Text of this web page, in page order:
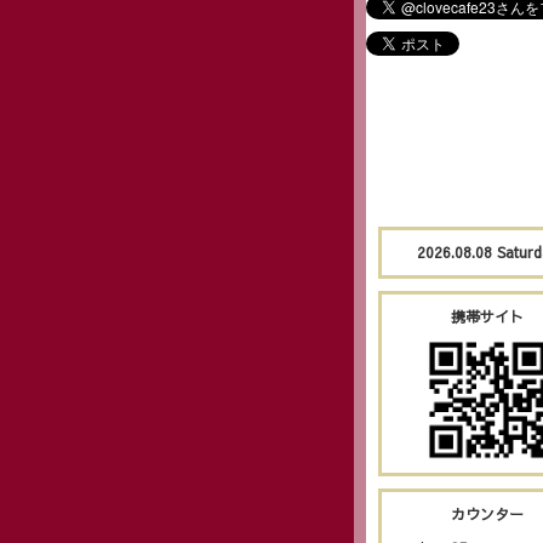
2026.08.08
携帯サイト
カウンター